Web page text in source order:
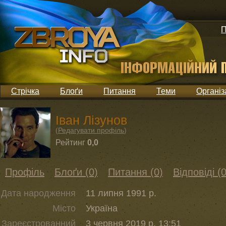
Стрічка Блоґи Питання Теми
Іван Лізунов
(Редагувати профіль)
Рейтинг 0,0
Профіль Блоґи (0) Питання (0) Відповіді
Дата народження
11 липня 1991 р.
Місто
Україна
Зареєстрованний
3 червня 2019 р. 13:51